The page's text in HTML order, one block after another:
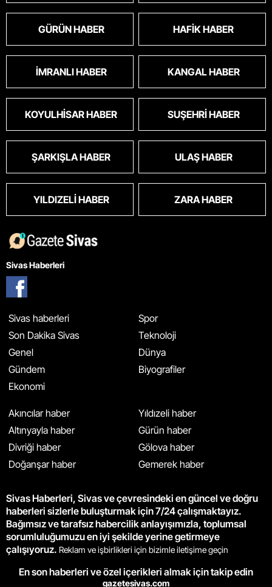
GÜRÜN HABER HAFIK HABER
İMRANLI HABER KANGAL HABER
KOYULHISAR HABER SUŞEHRI HABER
ŞARKIŞLA HABER ULAŞ HABER
YILDIZELI HABER ZARA HABER
Sivas Haberleri
Sivas haberleri
Son Dakika Sivas
Genel
Gündem
Ekonomi
Spor
Teknoloji
Dünya
Biyografiler
Akıncılar haber
Altınyayla haber
Divriği haber
Doğanşar haber
Yıldızeli haber
Gürün haber
Gölova haber
Gemerek haber
Sivas Haberleri, Sivas ve çevresindeki en güncel ve doğru
haberleri sizlerle buluşturmak için 7/24 çalışmaktayız.
Bağımsız ve tarafsız habercilik anlayışımızla, toplumsal
sorumluluğumuzu en iyi şekilde yerine getirmeye
çalışıyoruz. Reklam ve işbirlikleri için bizimle iletişime geçin
En son haberleri ve özel içerikleri almak için takip edin
gazetesivas.com